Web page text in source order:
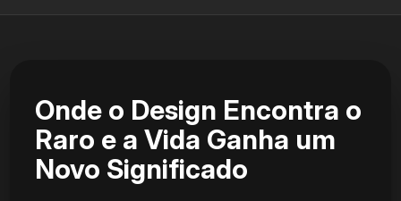
Onde o Design Encontra o
Raro e a Vida Ganha um
Novo Significado